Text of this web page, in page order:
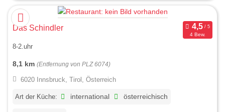
Das Schindler
4 Bew.
8-2.uhr
8,1 km (Entfernung von PLZ 6074)
6020 Innsbruck, Tirol, Österreich
Art der Küche: international österreichisch